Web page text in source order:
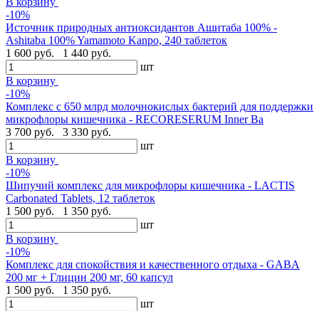
-10%
Источник природных антиоксидантов Ашитаба 100% -
Ashitaba 100% Yamamoto Kanpo, 240 таблеток
1 600 руб.
1 440 руб.
шт
В корзину
-10%
Комплекс с 650 млрд молочнокислых бактерий для поддержки
микрофлоры кишечника - RECORESERUM Inner Ba
3 700 руб.
3 330 руб.
шт
В корзину
-10%
Шипучий комплекс для микрофлоры кишечника - LACTIS
Carbonated Tablets, 12 таблеток
1 500 руб.
1 350 руб.
шт
В корзину
-10%
Комплекс для спокойствия и качественного отдыха - GABA
200 мг + Глицин 200 мг, 60 капсул
1 500 руб.
1 350 руб.
шт